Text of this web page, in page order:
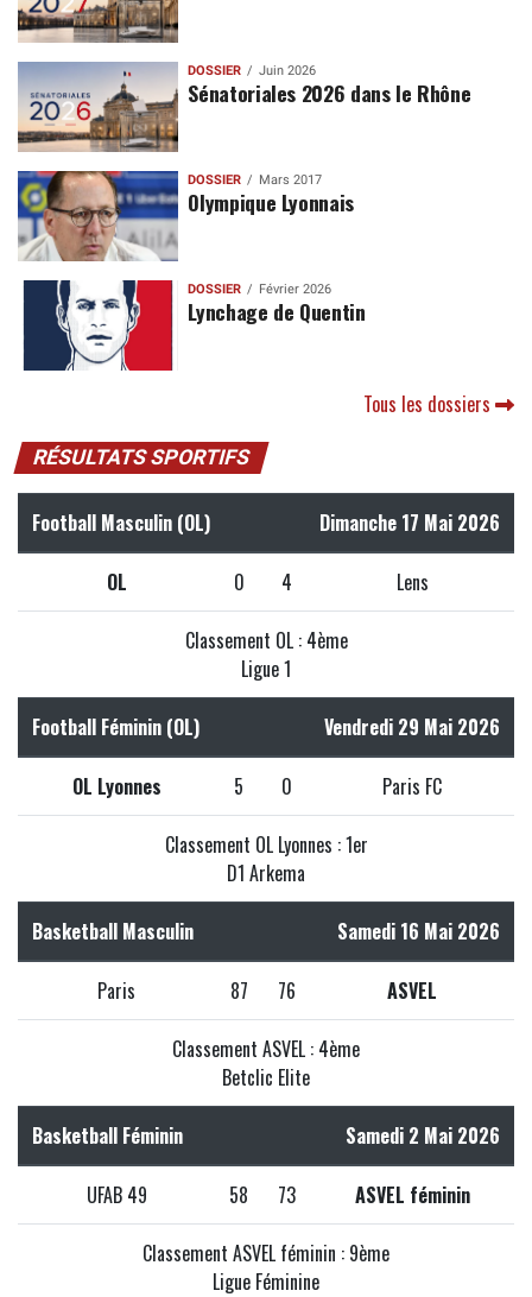
DOSSIER Juin 2026
Sénatoriales 2026 dans le Rhône
DOSSIER Mars 2017
Olympique Lyonnais
DOSSIER Février 2026
Lynchage de Quentin
Tous les dossiers
RÉSULTATS SPORTIFS
Football Masculin (OL) Dimanche 17 Mai 2026
OL 0 4 Lens
Classement OL : 4ème
Ligue 1
Football Féminin (OL) Vendredi 29 Mai 2026
OL Lyonnes 5 0 Paris FC
Classement OL Lyonnes : 1er
D1 Arkema
Basketball Masculin Samedi 16 Mai 2026
Paris 87 76 ASVEL
Classement ASVEL : 4ème
Betclic Elite
Basketball Féminin Samedi 2 Mai 2026
UFAB 49 58 73 ASVEL féminin
Classement ASVEL féminin : 9ème
Ligue Féminine